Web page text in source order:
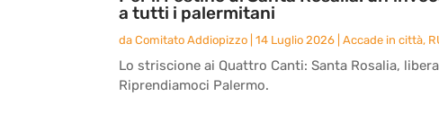
a tutti i palermitani
da Comitato Addiopizzo 14 Luglio 2026 Accade in città,
Lo striscione ai Quattro Canti: Santa Rosalia,
Riprendiamoci Palermo.